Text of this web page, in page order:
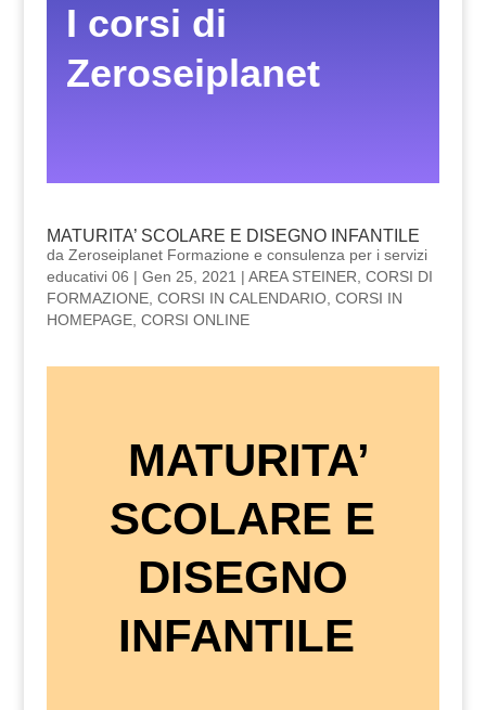
I corsi di
Zeroseiplanet
MATURITA’ SCOLARE E DISEGNO INFANTILE
da Zeroseiplanet Formazione e consulenza per i servizi
educativi 06 | Gen 25, 2021 | AREA STEINER CORSI DI
FORMAZIONE, CORSI IN CALENDARIO, CORSI IN
HOMEPAGE, CORSI ONLINE
MATURITA’
SCOLARE E
DISEGNO
INFANTILE